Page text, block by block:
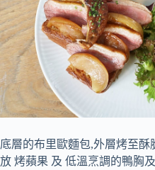
底層的布里歐麵包,外層烤至酥
放 烤蘋果 及 低溫烹調的鴨胸